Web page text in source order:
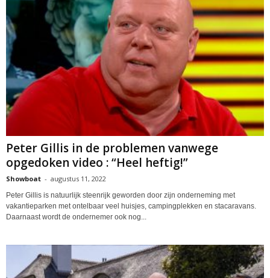
Peter Gillis in de problemen vanwege
opgedoken video : “Heel heftig!”
Showboat - augustus 11, 2022
Peter Gillis is natuurlijk steenrijk geworden door zijn onderneming met
vakantieparken met ontelbaar veel huisjes, campingplekken en stacaravans.
Daarnaast wordt de ondernemer ook nog...